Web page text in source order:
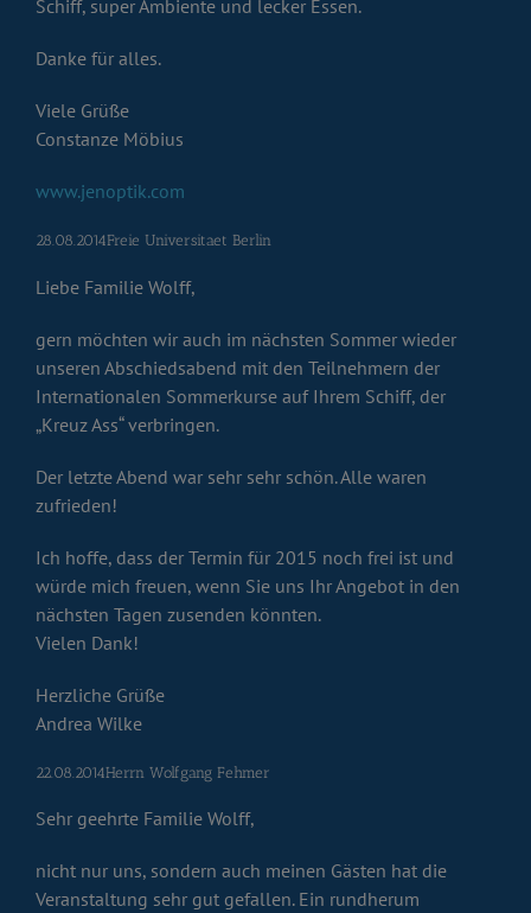
Schiff, super Ambiente und lecker Essen.
Danke für alles.
Viele Grüße
Constanze Möbius
www.jenoptik.com
28.08.2014Freie Universitaet Berlin
Liebe Familie Wolff,
gern möchten wir auch im nächsten Sommer wieder
unseren Abschiedsabend mit den Teilnehmern der
Internationalen Sommerkurse auf Ihrem Schiff, der
„Kreuz Ass“ verbringen.
Der letzte Abend war sehr sehr schön. Alle waren
zufrieden!
Ich hoffe, dass der Termin für 2015 noch frei ist und
würde mich freuen, wenn Sie uns Ihr Angebot in den
nächsten Tagen zusenden könnten.
Vielen Dank!
Herzliche Grüße
Andrea Wilke
22.08.2014Herrn Wolfgang Fehmer
Sehr geehrte Familie Wolff,
nicht nur uns, sondern auch meinen Gästen hat die
Veranstaltung sehr gut gefallen. Ein rundherum